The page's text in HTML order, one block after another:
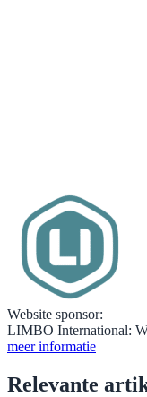
Website sponsor:
LIMBO International:
meer informatie
Relevante